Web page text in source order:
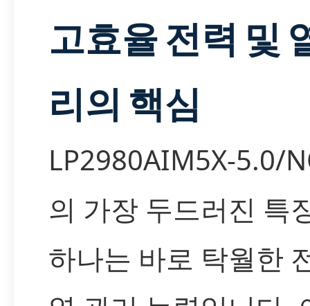
고효율 전력 및
리의 핵심
LP2980AIM5X-5.0/
의 가장 두드러진 특
하나는 바로 탁월한